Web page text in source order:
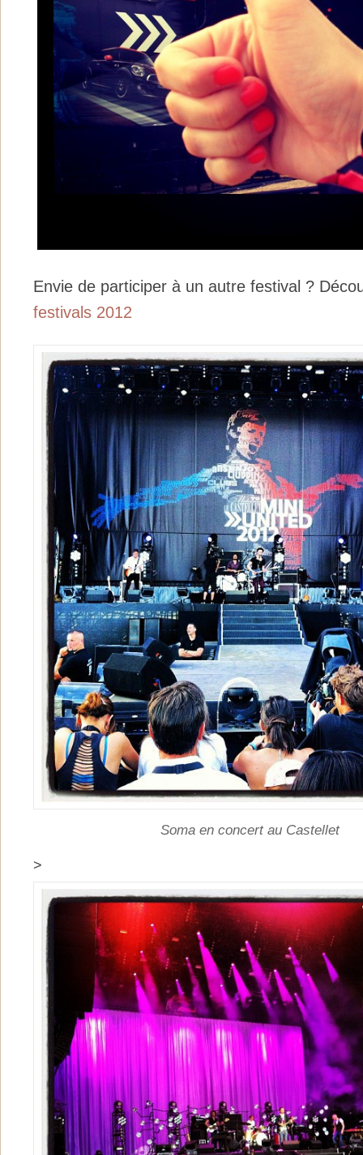
Envie de participer à un autre festival ?
festivals 2012
Soma en concert au Castellet
>